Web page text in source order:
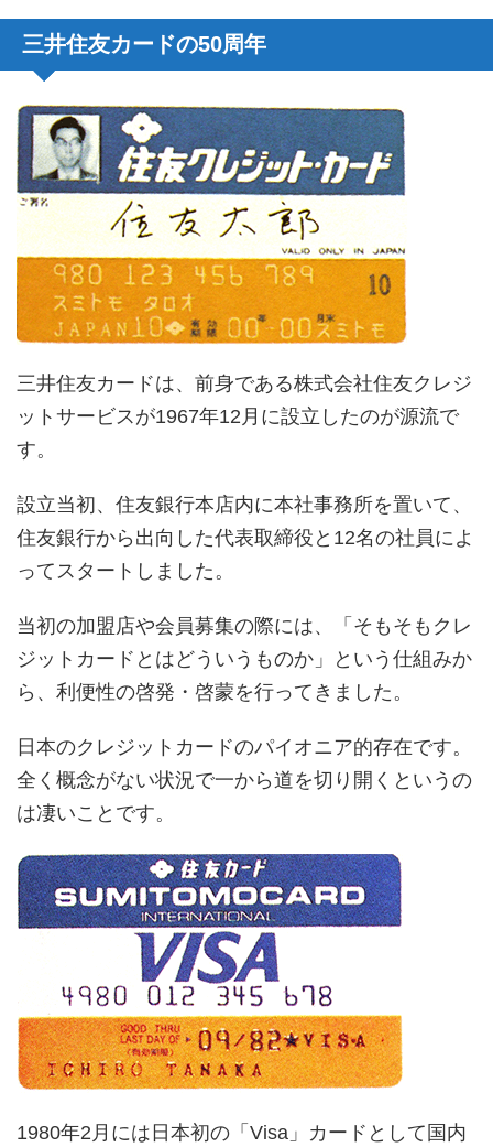
三井住友カードの50周年
三井住友カードは、前身である株式会社住友クレジ
ットサービスが1967年12月に設立したのが源流で
す。
設立当初、住友銀行本店内に本社事務所を置いて、
住友銀行から出向した代表取締役と12名の社員によ
ってスタートしました。
当初の加盟店や会員募集の際には、「そもそもクレ
ジットカードとはどういうものか」という仕組みか
ら、利便性の啓発・啓蒙を行ってきました。
日本のクレジットカードのパイオニア的存在です。
全く概念がない状況で一から道を切り開くというの
は凄いことです。
1980年2月には日本初の「Visa」カードとして国内